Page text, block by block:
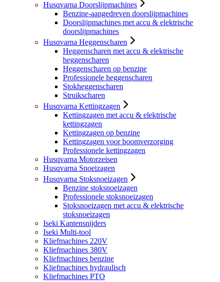
Husqvarna Doorslijpmachines
Benzine-aangedreven doorslijpmachines
Doorslijpmachines met accu & elektrische
doorslijpmachines
Husqvarna Heggenscharen
Heggenscharen met accu & elektrische
heggenscharen
Heggenscharen op benzine
Professionele heggenscharen
Stokheggenscharen
Struikscharen
Husqvarna Kettingzagen
Kettingzagen met accu & elektrische
kettingzagen
Kettingzagen op benzine
Kettingzagen voor boomverzorging
Professionele kettingzagen
Husqvarna Motorzeisen
Husqvarna Snoeizagen
Husqvarna Stoksnoeizagen
Benzine stoksnoeizagen
Professionele stoksnoeizagen
Stoksnoeizagen met accu & elektrische
stoksnoeizagen
Iseki Kantensnijders
Iseki Multi-tool
Kliefmachines 220V
Kliefmachines 380V
Kliefmachines benzine
Kliefmachines hydraulisch
Kliefmachines PTO